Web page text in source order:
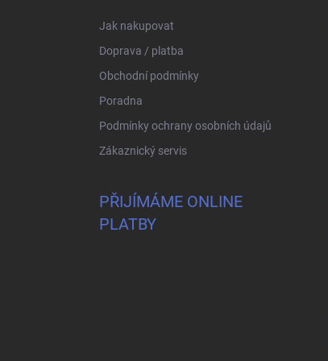
Jak nakupovat
Doprava / platba
Obchodní podmínky
Poradna
Podmínky ochrany osobních údajů
Zákaznický servis
PŘIJÍMÁME ONLINE
PLATBY